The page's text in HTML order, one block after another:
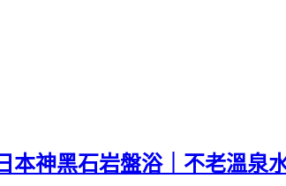
神黑石岩盤浴｜不老溫泉